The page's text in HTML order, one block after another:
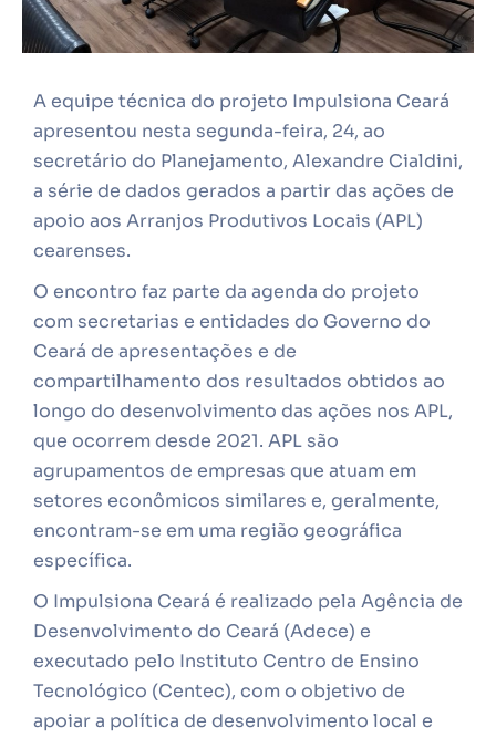
A equipe técnica do projeto Impulsiona Ceará
apresentou nesta segunda-feira, 24, ao
secretário do Planejamento, Alexandre Cialdini,
a série de dados gerados a partir das ações de
apoio aos Arranjos Produtivos Locais (APL)
cearenses.
O encontro faz parte da agenda do projeto
com secretarias e entidades do Governo do
Ceará de apresentações e de
compartilhamento dos resultados obtidos ao
longo do desenvolvimento das ações nos APL,
que ocorrem desde 2021. APL são
agrupamentos de empresas que atuam em
setores econômicos similares e, geralmente,
encontram-se em uma região geográfica
específica.
O Impulsiona Ceará é realizado pela Agência de
Desenvolvimento do Ceará (Adece) e
executado pelo Instituto Centro de Ensino
Tecnológico (Centec), com o objetivo de
apoiar a política de desenvolvimento local e